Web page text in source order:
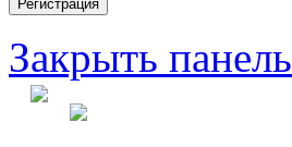
Закрыть панель